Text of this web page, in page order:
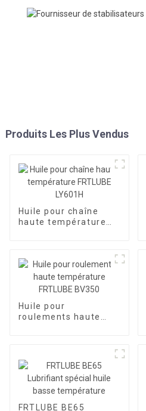
Produits Les Plus Vendus
Huile pour chaîne
haute température
Huile pour
roulements haute
FRTLUBE BE65